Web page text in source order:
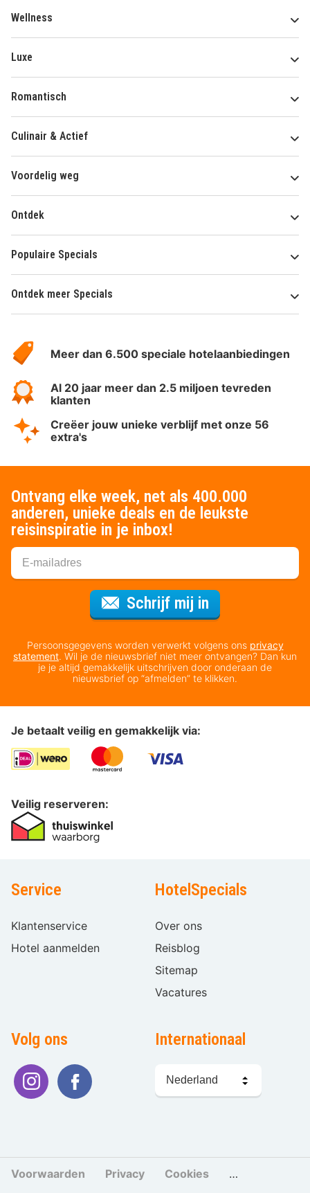
Wellness
Luxe
Romantisch
Culinair & Actief
Voordelig weg
Ontdek
Populaire Specials
Ontdek meer Specials
HotelSpecials
Meer dan 6.500 speciale hotelaanbiedingen
Al 20 jaar meer dan 2.5 miljoen tevreden
klanten
Creëer jouw unieke verblijf met onze 56
extra's
Ontvang elke week, net als 400.000
anderen, unieke deals en de leukste
reisinspiratie in je inbox!
Schrijf mij in
Persoonsgegevens worden verwerkt volgens ons privacy
statement. Wil je de nieuwsbrief niet meer ontvangen? Dan kun
je je altijd gemakkelijk uitschrijven door onderaan de
nieuwsbrief op “afmelden” te klikken.
Je betaalt veilig en gemakkelijk via:
Veilig reserveren:
Service
Klantenservice
Hotel aanmelden
HotelSpecials
Over ons
Reisblog
Sitemap
Vacatures
Volg ons Internationaal
kiezen
Voorwaarden Privacy Cookies Cookies